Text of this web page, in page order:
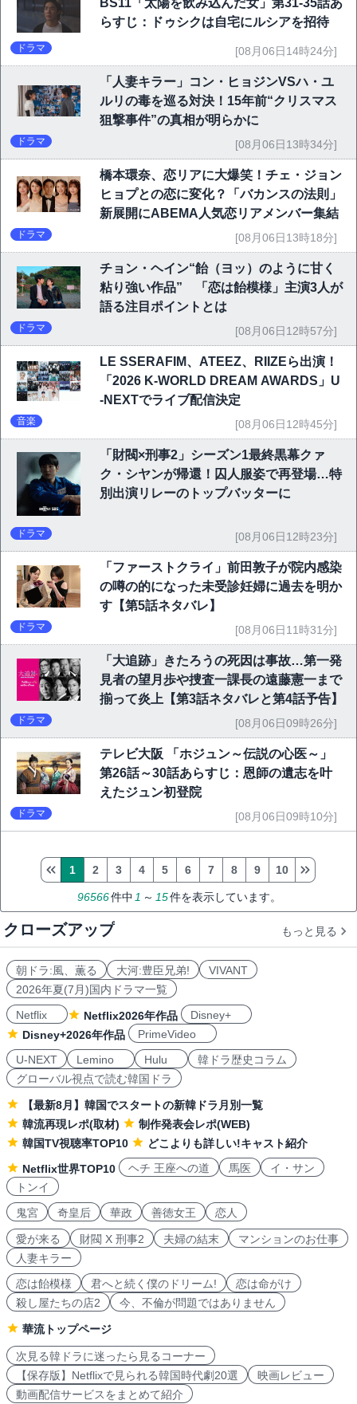
らすじ：ドゥシクは自宅にルシアを招待
ドラマ [08月06日14時24分]
「人妻キラー」コン・ヒョジンVSハ・ユ
ルリの毒を巡る対決！15年前“クリスマス
狙撃事件”の真相が明らかに
ドラマ [08月06日13時34分]
橋本環奈、恋リアに大爆笑！チェ・ジョン
ヒョプとの恋に変化？「バカンスの法則」
新展開にABEMA人気恋リアメンバー集結
ドラマ [08月06日13時18分]
チョン・ヘイン“飴（ヨッ）のように甘く
粘り強い作品” 「恋は飴模様」主演3人が
語る注目ポイントとは
ドラマ [08月06日12時57分]
LE SSERAFIM、ATEEZ、RIIZEら出演！
「2026 K-WORLD DREAM AWARDS」U
-NEXTでライブ配信決定
音楽 [08月06日12時45分]
「財閥×刑事2」シーズン1最終黒幕クァ
ク・シヤンが帰還！囚人服姿で再登場…特
別出演リレーのトップバッターに
ドラマ [08月06日12時23分]
「ファーストクライ」前田敦子が院内感染
の噂の的になった未受診妊婦に過去を明か
す【第5話ネタバレ】
ドラマ [08月06日11時31分]
「大追跡」きたろうの死因は事故…第一発
見者の望月歩や捜査一課長の遠藤憲一まで
揃って炎上【第3話ネタバレと第4話予告】
ドラマ [08月06日09時26分]
テレビ大阪 「ホジュン～伝説の心医～」
第26話～30話あらすじ：恩師の遺志を叶
えたジュン初登院
ドラマ [08月06日09時10分]
96566件中 1 ～ 15件を表示しています。
1 2 3 4 5 6 7 8 9 10
クローズアップ もっと見る
朝ドラ:風、薫る 大河:豊臣兄弟!
VIVANT
2026年夏(7月)国内ドラマ一覧
Netflix
Netflix2026年作品
Disney+
Disney+2026年作品
PrimeVideo
U-NEXT
Lemino Hulu
韓ドラ歴史コラム
グローバル視点で読む韓国ドラ
【最新8月】韓国でスタートの新韓ドラ月別一覧
韓流再現レポ(取材)
制作発表会レポ(WEB)
韓国TV視聴率TOP10
どこよりも詳しい!キャスト紹介
Netflix世界TOP10
ヘチ 王座への道 馬医
イ・サン
トンイ
鬼宮
奇皇后 華政 善徳女王 恋人
愛が来る 財閥 X 刑事2 夫婦の結末
マンションのお仕事
人妻キラー
恋は飴模様
君へと続く僕のドリーム!
恋は命がけ
殺し屋たちの店2
今、不倫が問題ではありません
華流トップページ
次見る韓ドラに迷ったら見るコーナー
【保存版】Netflixで見られる韓国時代劇20選
映画レビュー
動画配信サービスをまとめて紹介